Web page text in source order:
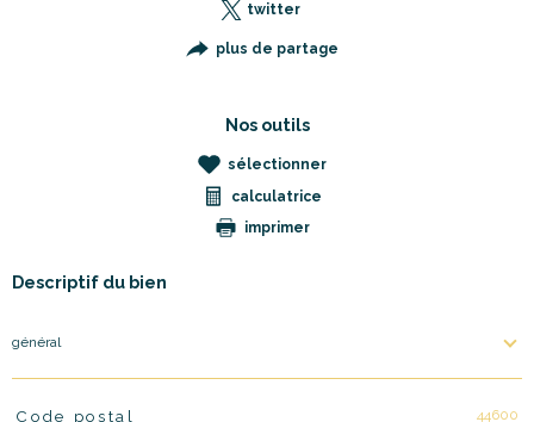
twitter
plus de partage
Nos outils
sélectionner
calculatrice
imprimer
Descriptif du bien
général
TRAD_PAMPERO_Caracteristique
Code postal 44600